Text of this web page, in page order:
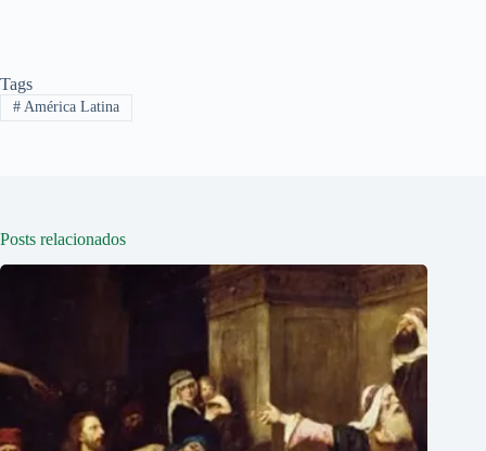
Tags
#América Latina
Posts relacionados